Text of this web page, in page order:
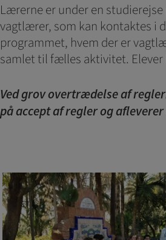
Lærerne er under en
vagtlærer, som kan kontaktes i
programmet, hvem der er
samlet til fælles aktivitet.
Ved grov overtrædelse af
på accept af regler og